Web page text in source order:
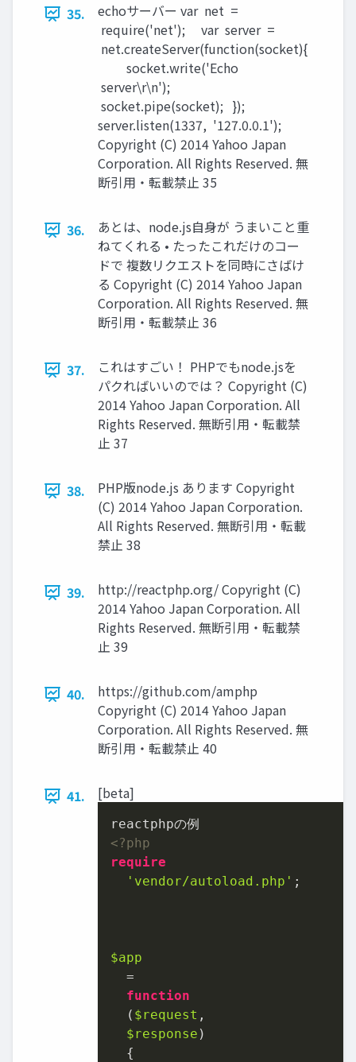
35.
echoサーバー var net =
require('net'); var server =
net.createServer(function(socket){
socket.write('Echo
server\r\n');
socket.pipe(socket); });
server.listen(1337, '127.0.0.1');
Copyright (C) 2014 Yahoo Japan
Corporation. All Rights Reserved. 無
断引用・転載禁止 35
36.
あとは、node.js自身が うまいこと重
ねてくれる • たったこれだけのコー
ドで 複数リクエストを同時にさばけ
る Copyright (C) 2014 Yahoo Japan
Corporation. All Rights Reserved. 無
断引用・転載禁止 36
37.
これはすごい！ PHPでもnode.jsを
パクればいいのでは？ Copyright (C)
2014 Yahoo Japan Corporation. All
Rights Reserved. 無断引用・転載禁
止 37
38.
PHP版node.js あります Copyright
(C) 2014 Yahoo Japan Corporation.
All Rights Reserved. 無断引用・転載
禁止 38
39.
http://reactphp.org/ Copyright (C)
2014 Yahoo Japan Corporation. All
Rights Reserved. 無断引用・転載禁
止 39
40.
https://github.com/amphp
Copyright (C) 2014 Yahoo Japan
Corporation. All Rights Reserved. 無
断引用・転載禁止 40
41. [beta]
<?php
require
'vendor/autoload.php' ;
$app
=
function
( $request ,
$response )
{